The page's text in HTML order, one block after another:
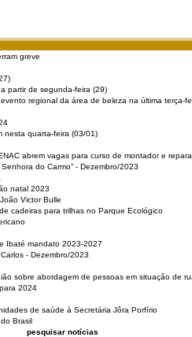
greve
partir de segunda-feira (29)
regional da área de beleza na última terça-
nesta quarta-feira (03/01)
abrem vagas para curso de montador e
do Carmo” - Dezembro/2023
natal 2023
Victor Bulle
cadeiras para trilhas no Parque Ecológico
Ibaté mandato 2023-2027
- Dezembro/2023
sobre abordagem de pessoas em situação de
2024
de saúde à Secretária Jôra Porfírio
Brasil
pesquisar notícias